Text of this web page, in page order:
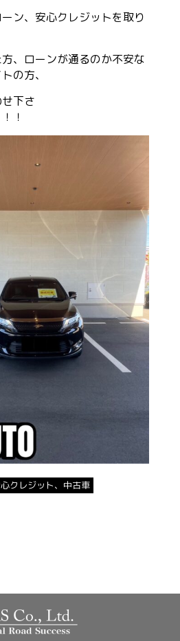
ン、安心クレジットを取り
、ローンが通るのか不安な
の方、
下さ
！
クレジット、中古車